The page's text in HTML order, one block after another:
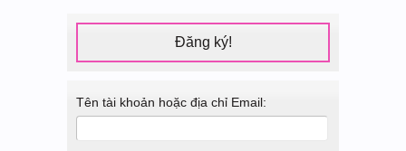
Đăng ký!
Tên tài khoản hoặc địa chỉ Email: